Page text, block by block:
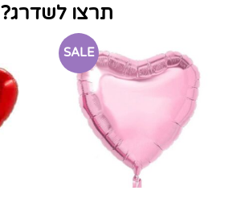
תרצו לשדרג?
SALE